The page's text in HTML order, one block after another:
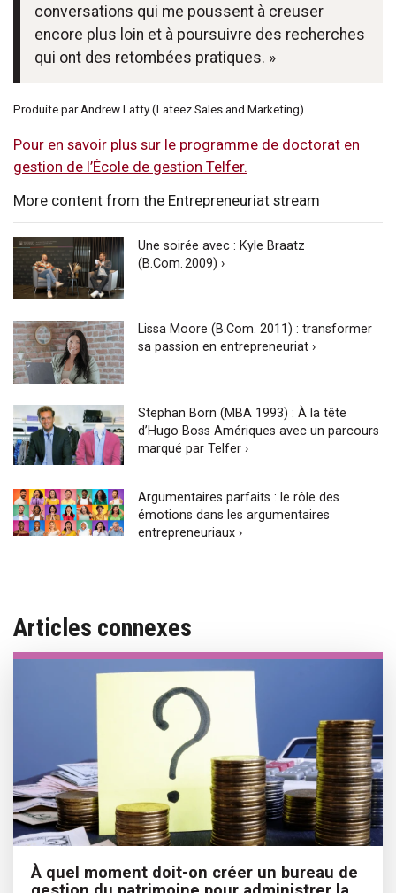
conversations qui me poussent à creuser
encore plus loin et à poursuivre des recherches
qui ont des retombées pratiques. »
Produite par Andrew Latty (Lateez Sales and Marketing)
Pour en savoir plus sur le programme de doctorat en
gestion de l’École de gestion Telfer.
More content from the Entrepreneuriat stream
Une soirée avec : Kyle Braatz
(B.Com. 2009) ›
Lissa Moore (B.Com. 2011) : transformer
sa passion en entrepreneuriat ›
Stephan Born (MBA 1993) : À la tête
d’Hugo Boss Amériques avec un parcours
marqué par Telfer ›
Argumentaires parfaits : le rôle des
émotions dans les argumentaires
entrepreneuriaux ›
Articles connexes
À quel moment doit-on créer un bureau de